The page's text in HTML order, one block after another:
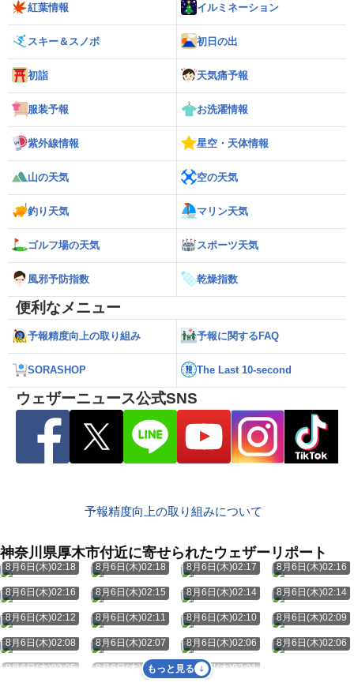
紅葉情報 イルミネーション
スキー＆スノボ 初日の出
初詣 天気痛予報
服装予報 お洗濯情報
紫外線情報 星空・天体情報
山の天気 空の天気
釣り天気 マリン天気
ゴルフ場の天気 スポーツ天気
風邪予防指数 乾燥指数
便利なメニュー
予報精度向上の取り組み 予報に関するFAQ
SORASHOP The Last 10-second
ウェザーニュース公式SNS
予報精度向上の取り組みについて
神奈川県厚木市付近に寄せられたウェザーリポート
8月6日(木)02:18 8月6日(木)02:18 8月6日(木)02:17 8月6日(木)02:16
8月6日(木)02:16 8月6日(木)02:15 8月6日(木)02:14 8月6日(木)02:14
8月6日(木)02:12 8月6日(木)02:11 8月6日(木)02:10 8月6日(木)02:09
8月6日(木)02:08 8月6日(木)02:07 8月6日(木)02:06 8月6日(木)02:06
8月6日(木)02:05 8月6日(木)02:02 8月6日(木)02:01
もっと見る